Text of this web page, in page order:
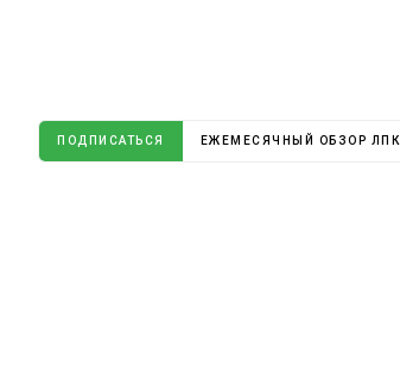
ПОДПИСАТЬСЯ ЕЖЕМЕСЯЧНЫЙ ОБЗОР ЛПК